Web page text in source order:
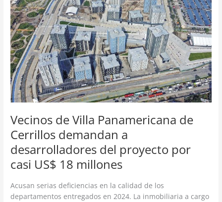
Vecinos de Villa Panamericana de
Cerrillos demandan a
desarrolladores del proyecto por
casi US$ 18 millones
Acusan serias deficiencias en la calidad de los
departamentos entregados en 2024. La inmobiliaria a cargo
Panamericana
de
Cerrillos
demandan
a
desarrolladores
del
proyecto
por
casi
US$
18
millones